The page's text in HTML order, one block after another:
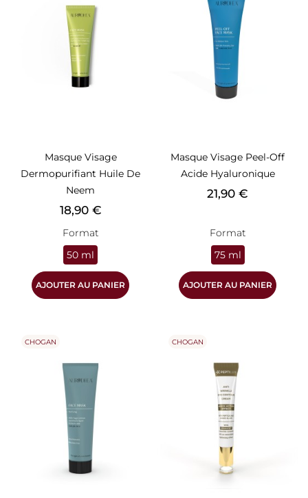
Masque Visage
Dermopurifiant Huile De
Neem
Prix
18,90 €
Format
50 ml
AJOUTER AU PANIER
Masque Visage Peel-Off
Acide Hyaluronique
Prix
21,90 €
Format
75 ml
AJOUTER AU PANIER
CHOGAN CHOGAN